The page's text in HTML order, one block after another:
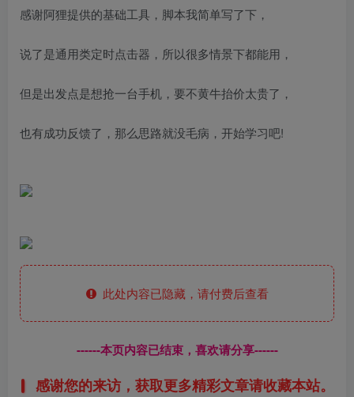
感谢阿狸提供的基础工具，脚本我简单写了下，
说了是通用类定时点击器，所以很多情景下都能用，
但是出发点是想抢一台手机，要不黄牛抬价太贵了，
也有成功反馈了，那么思路就没毛病，开始学习吧!
此处内容已隐藏，请付费后查看
------本页内容已结束，喜欢请分享------
感谢您的来访，获取更多精彩文章请收藏本站。